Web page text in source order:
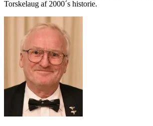
Torskelaug af 2000´s historie.